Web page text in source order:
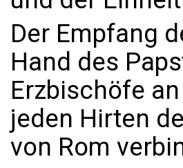
Der Empfang
Hand des
Erzbischöfe
jeden Hirten
von Rom